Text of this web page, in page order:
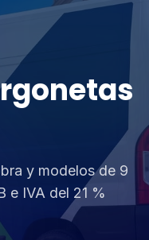
y modelos de 9
e IVA del 21 %